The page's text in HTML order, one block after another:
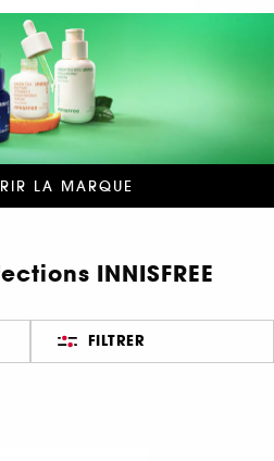
LA MARQUE
INNISFREE
FILTRER